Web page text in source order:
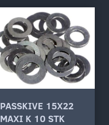
PASSKIVE 15X22
MAXI K 10 STK